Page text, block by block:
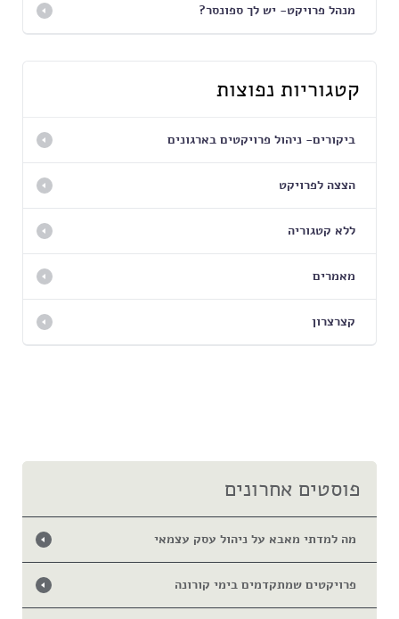
מנהל פרויקט- יש לך ספונסר?
קטגוריות נפוצות
ביקורים- ניהול פרויקטים בארגונים
הצצה לפרויקט
ללא קטגוריה
מאמרים
קצרצרון
פוסטים אחרונים
מה למדתי מאבא על ניהול עסק עצמאי
פרויקטים שמתקדמים בימי קורונה